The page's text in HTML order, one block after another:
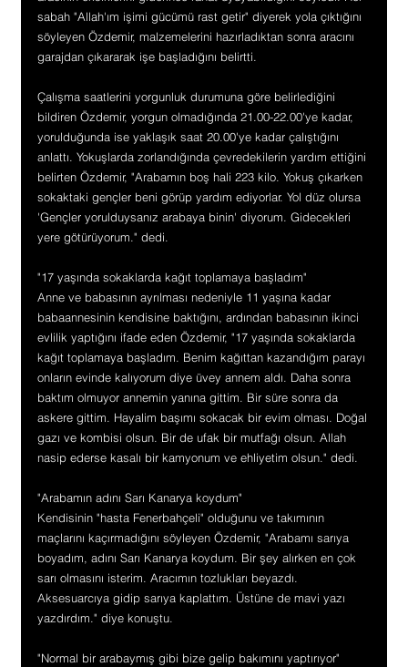
sabah "Allah'ım işimi gücümü rast getir" diyerek yola çıktığını
söyleyen Özdemir, malzemelerini hazırladıktan sonra aracını
garajdan çıkararak işe başladığını belirtti.
Çalışma saatlerini yorgunluk durumuna göre belirlediğini
bildiren Özdemir, yorgun olmadığında 21.00-22.00'ye kadar,
yorulduğunda ise yaklaşık saat 20.00'ye kadar çalıştığını
anlattı. Yokuşlarda zorlandığında çevredekilerin yardım ettiğini
belirten Özdemir, "Arabamın boş hali 223 kilo. Yokuş çıkarken
sokaktaki gençler beni görüp yardım ediyorlar. Yol düz olursa
'Gençler yorulduysanız arabaya binin' diyorum. Gidecekleri
yere götürüyorum." dedi.
"17 yaşında sokaklarda kağıt toplamaya başladım"
Anne ve babasının ayrılması nedeniyle 11 yaşına kadar
babaannesinin kendisine baktığını, ardından babasının ikinci
evlilik yaptığını ifade eden Özdemir, "17 yaşında sokaklarda
kağıt toplamaya başladım. Benim kağıttan kazandığım parayı
onların evinde kalıyorum diye üvey annem aldı. Daha sonra
baktım olmuyor annemin yanına gittim. Bir süre sonra da
askere gittim. Hayalim başımı sokacak bir evim olması. Doğal
gazı ve kombisi olsun. Bir de ufak bir mutfağı olsun. Allah
nasip ederse kasalı bir kamyonum ve ehliyetim olsun." dedi.
"Arabamın adını Sarı Kanarya koydum"
Kendisinin "hasta Fenerbahçeli" olduğunu ve takımının
maçlarını kaçırmadığını söyleyen Özdemir, "Arabamı sarıya
boyadım, adını Sarı Kanarya koydum. Bir şey alırken en çok
sarı olmasını isterim. Aracımın tozlukları beyazdı.
Aksesuarcıya gidip sarıya kaplattım. Üstüne de mavi yazı
yazdırdım." diye konuştu.
"Normal bir arabaymış gibi bize gelip bakımını yaptırıyor"